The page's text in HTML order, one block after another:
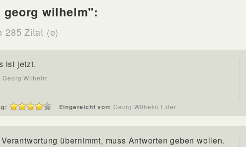
georg wilhelm":
285 Zitat (e)
ist jetzt.
Georg Wilhelm
Eingereicht von: Georg Wilhelm Exler
übernimmt, muss Antworten geben wollen.